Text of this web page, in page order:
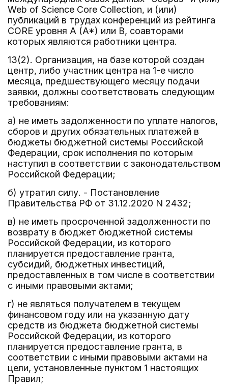
Web of Science Core Collection, и (или)
публикаций в трудах конференций из рейтинга
CORE уровня A (A*) или B, соавторами
которых являются работники центра.
13(2). Организация, на базе которой создан
центр, либо участник центра на 1-е число
месяца, предшествующего месяцу подачи
заявки, должны соответствовать следующим
требованиям:
а) не иметь задолженности по уплате налогов,
сборов и других обязательных платежей в
бюджеты бюджетной системы Российской
Федерации, срок исполнения по которым
наступил в соответствии с законодательством
Российской Федерации;
б) утратил силу. - Постановление
Правительства РФ от 31.12.2020 N 2432;
в) не иметь просроченной задолженности по
возврату в бюджет бюджетной системы
Российской Федерации, из которого
планируется предоставление гранта,
субсидий, бюджетных инвестиций,
предоставленных в том числе в соответствии
с иными правовыми актами;
г) не являться получателем в текущем
финансовом году или на указанную дату
средств из бюджета бюджетной системы
Российской Федерации, из которого
планируется предоставление гранта, в
соответствии с иными правовыми актами на
цели, установленные пунктом 1 настоящих
Правил;